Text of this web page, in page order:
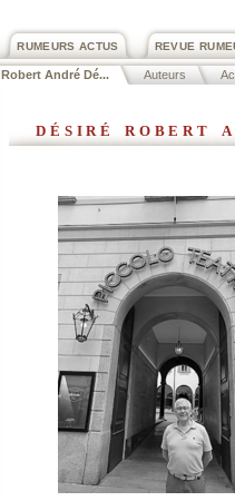
REVUE
RUMEURS ACTUS
Robert André Dé... Auteurs
désiré robert